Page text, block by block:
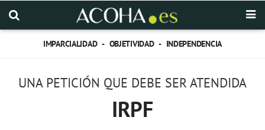
IMPARCIALIDAD - OBJETIVIDAD - INDEPENDENCIA
UNA PETICIÓN QUE DEBE SER ATENDIDA
IRPF